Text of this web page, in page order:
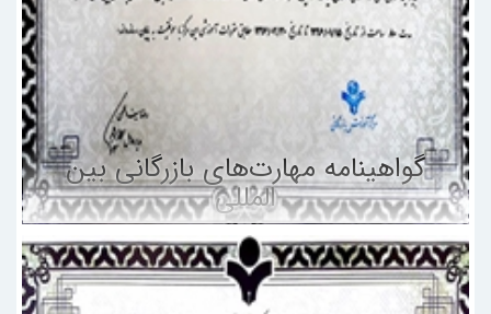
گواهینامه مهارت‌های بازرگانی بین
المللی